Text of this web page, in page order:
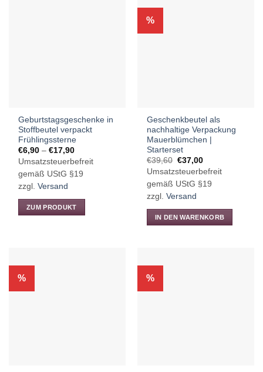
Geburtstagsgeschenke in
Stoffbeutel verpackt
Frühlingssterne
€6,90 –€17,90Preisspanne:
€6,90
bis
€17,90
Umsatzsteuerbefreit
gemäß UStG §19
zzgl.Versand
ZUM PRODUKT
auf.
%
Geschenkbeutel als
nachhaltige Verpackung
Mauerblümchen |
Starterset
€39,60 Ursprünglicher
Preis
war:
€39,60
€37,00Aktueller
Preis
ist:
€37,00.
Umsatzsteuerbefreit
gemäß UStG §19
zzgl.Versand
IN DEN WARENKORB
% %